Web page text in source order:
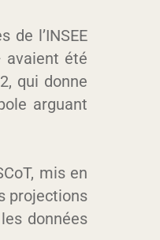
l’INSEE
avaient été
qui donne
arguant
mis en
projections
données